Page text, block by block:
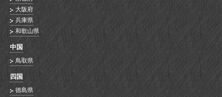
大阪府
兵庫県
和歌山県
中国
鳥取県
四国
徳島県